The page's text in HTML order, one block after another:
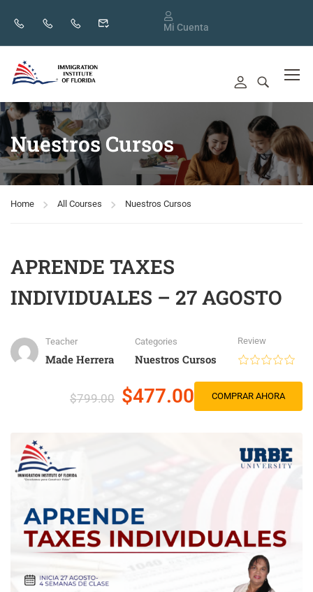
Mi Cuenta
Nuestros Cursos
Home All Courses Nuestros Cursos
APRENDE TAXES
INDIVIDUALES – 27 AGOSTO
Teacher
Made Herrera
Categories
Nuestros Cursos
Review
$799.00 $477.00 COMPRAR AHORA